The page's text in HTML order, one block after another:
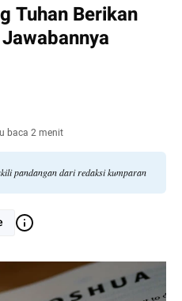
Tuhan Berikan
baca 2 menit
pandangan dari redaksi kumparan